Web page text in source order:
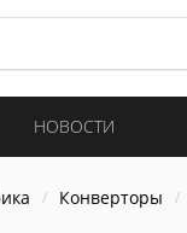
НОВОСТИ
Конверторы